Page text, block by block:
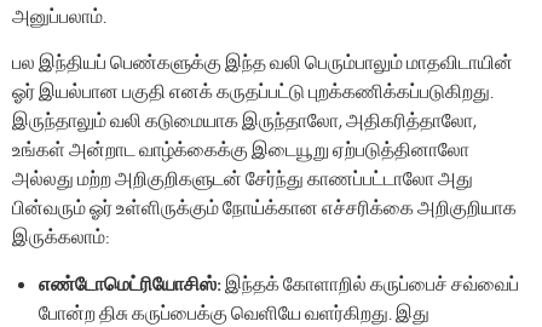
அனுப்பலாம்.
பல இந்தியப் பெண்களுக்கு இந்த வலி பெரும்பாலும் மாதவிடாயின்
ஓர் இயல்பான பகுதி எனக் கருதப்பட்டு புறக்கணிக்கப்படுகிறது.
இருந்தாலும் வலி ​​கடுமையாக இருந்தாலோ, அதிகரித்தாலோ,
உங்கள் அன்றாட வாழ்க்கைக்கு இடையூறு ஏற்படுத்தினாலோ
அல்லது மற்ற அறிகுறிகளுடன் சேர்ந்து காணப்பட்டாலோ அது
பின்வரும் ஓர் உள்ளிருக்கும் நோய்க்கான எச்சரிக்கை அறிகுறியாக
இருக்கலாம்:
எண்டோமெட்ரியோசிஸ்: இந்தக் கோளாறில் கருப்பைச் சவ்வைப்
போன்ற திசு கருப்பைக்கு வெளியே வளர்கிறது. இது